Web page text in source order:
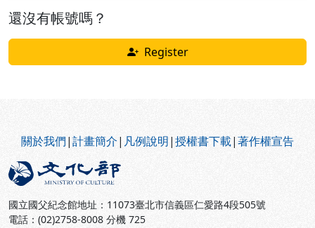
還沒有帳號嗎？
Register
關於我們|計畫簡介| 凡例說明|授權書下載|著作權宣告
國立國父紀念館地址：11073臺北市信義區仁愛路4段505號
電話：(02)2758-8008 分機 725